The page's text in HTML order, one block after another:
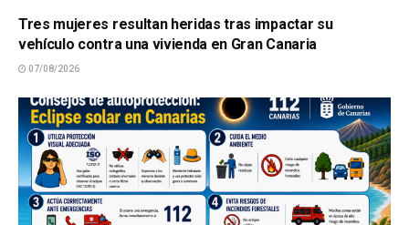
Tres mujeres resultan heridas tras impactar su
vehículo contra una vivienda en Gran Canaria
07/08/2026